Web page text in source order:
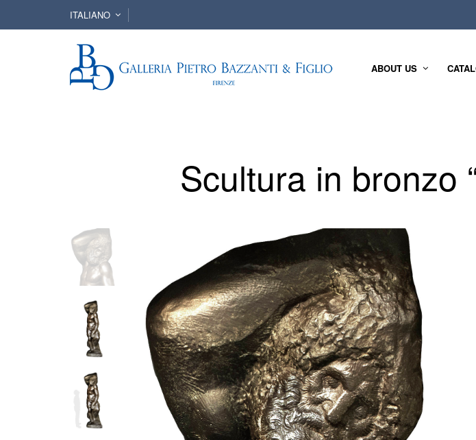
ITALIANO
ABOUT US
Scultura in bronzo